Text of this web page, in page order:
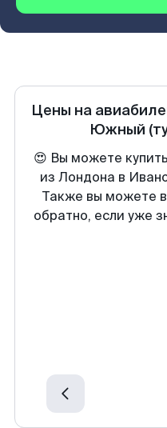
Цены на
Южный
😍 Вы можете
из Лондона в
Также вы можете
обратно, если уже